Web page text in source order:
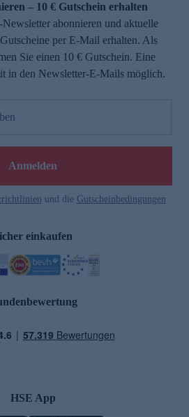
– 10 € Gutschein erhalten
abonnieren und aktuelle
per E-Mail erhalten. Als
Sie einen 10 € Gutschein. Eine
in den Newsletter-E-Mails möglich.
Anmelden
und die Gutscheinbedingungen
einkaufen
HSE App